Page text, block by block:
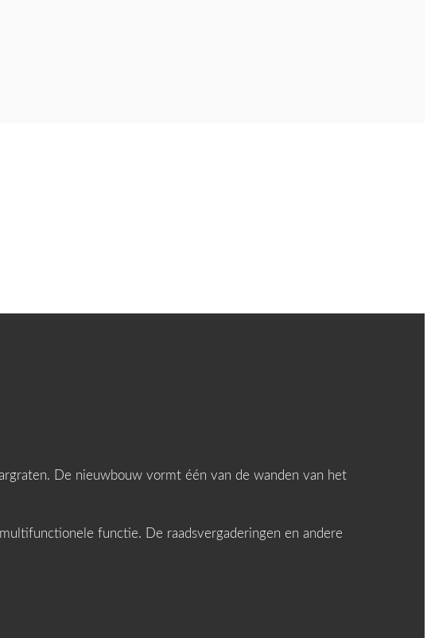
De nieuwbouw vormt één van de wanden van het
functie. De raadsvergaderingen en andere